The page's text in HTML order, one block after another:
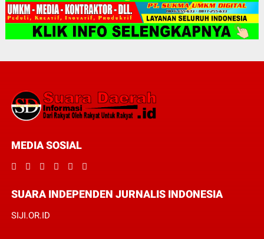
MEDIA SOSIAL
SUARA INDEPENDEN JURNALIS INDONESIA
SIJI.OR.ID